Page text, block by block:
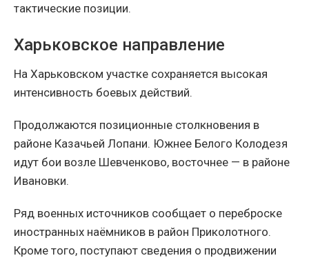
тактические позиции.
Харьковское направление
На Харьковском участке сохраняется высокая
интенсивность боевых действий.
Продолжаются позиционные столкновения в
районе Казачьей Лопани. Южнее Белого Колодезя
идут бои возле Шевченково, восточнее — в районе
Ивановки.
Ряд военных источников сообщает о переброске
иностранных наёмников в район Приколотного.
Кроме того, поступают сведения о продвижении